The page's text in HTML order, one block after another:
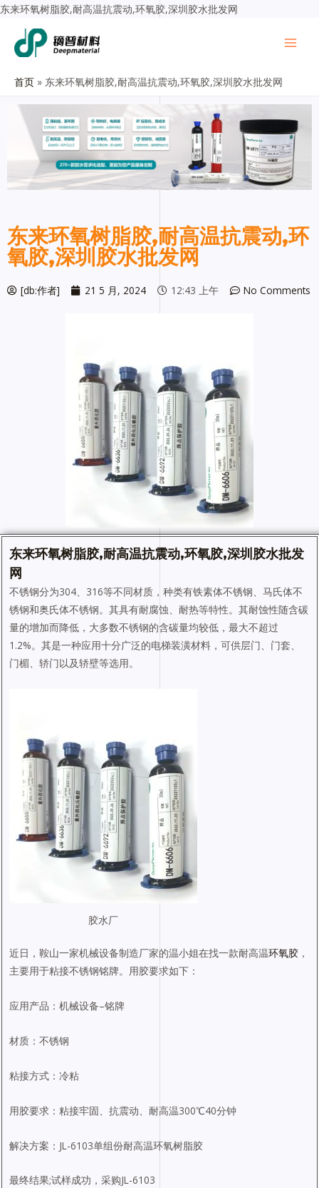
东来环氧树脂胶,耐高温抗震动,环氧胶,深圳胶水批发网
首页 东来环氧树脂胶,耐高温抗震动,环氧胶,深圳胶水批发网
东来环氧树脂胶,耐高温抗震动,环
氧胶,深圳胶水批发网
[db:作者] 21 5 月, 2024 12:43 上午 No Comments
东来环氧树脂胶,耐高温抗震动,环氧胶,深圳 胶水批发
网
不锈钢分为304、316等不同材质，种类有铁素体不锈钢、马氏体不
锈钢和奥氏体不锈钢。其具有耐腐蚀、耐热等特性。其耐蚀性随含碳
量的增加而降低，大多数不锈钢的含碳量均较低，最大不超过
1.2%。其是一种应用十分广泛的电梯装潢材料，可供层门、门套、
门楣、轿门以及轿壁等选用。
胶水厂
近日，鞍山一家机械设备制造厂家的温小姐在找一款耐高温环氧胶 ，
主要用于粘接不锈钢铭牌。用胶要求如下：
应用产品：机械设备–铭牌
材质：不锈钢
粘接方式：冷粘
用胶要求：粘接牢固、抗震动、耐高温300℃40分钟
解决方案：JL-6103单组份耐高温环氧树脂胶
最终结果;试样成功，采购JL-6103